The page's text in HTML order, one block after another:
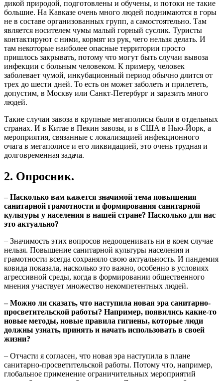
дикой природой, подготовлены и обучены, и потоки не такие
большие. На Кавказе очень много людей поднимаются в горы
не в составе организованных групп, а самостоятельно. Там
является носителем чумы малый горный суслик. Туристы
контактируют с ними, кормят из рук, чего нельзя делать. И
там некоторые наиболее опасные территории просто
пришлось закрывать, потому что могут быть случаи вывоза
инфекции с больным человеком. К примеру, человек
заболевает чумой, инкубационный период обычно длится от
трех до шести дней. То есть он может заболеть и прилететь,
допустим, в Москву или Санкт-Петербург и заразить много
людей.
Такие случаи завоза в крупные мегаполисы были в отдельных
странах. И в Китае в Пекин завозы, и в США в Нью-Йорк, а
мероприятия, связанные с локализацией инфекционного
очага в мегаполисе и его ликвидацией, это очень трудная и
долговременная задача.
2. Опросник.
– Насколько вам кажется значимой тема повышения
санитарной грамотности и формирования санитарной
культуры у населения в нашей стране? Насколько для нас
это актуально?
– Значимость этих вопросов недооценивать ни в коем случае
нельзя. Повышение санитарной культуры населения и
грамотности всегда сохраняло свою актуальность. И пандемия
ковида показала, насколько это важно, особенно в условиях
агрессивной среды, когда в формировании общественного
мнения участвует множество некомпетентных людей.
– Можно ли сказать, что наступила новая эра санитарно-
просветительской работы? Например, появились какие-то
новые методы, новые правила гигиены, которые люди
должны узнать, принять и начать использовать в своей
жизни?
– Отчасти я согласен, что новая эра наступила в плане
санитарно-просветительской работы. Потому что, например,
глобальное применение ограничительных мероприятий